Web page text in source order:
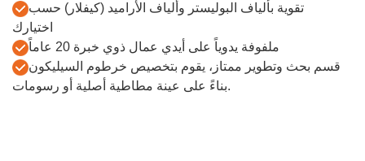
تقوية بألياف البوليستر وألياف الأراميد (كيفلار) حسب
اختيارك
ملفوفة يدوياً على أيدي عمال ذوي خبرة 20 عاماً
قسم بحث وتطوير ممتاز، يقوم بتخصيص خرطوم السيليكون
بناءً على عينة مطاطية أصلية أو رسومات.